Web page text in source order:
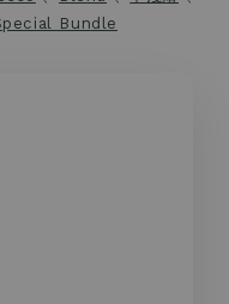
Bundle